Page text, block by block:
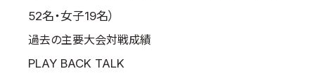
52名・女子19名）
過去の主要大会対戦成績
PLAY BACK TALK